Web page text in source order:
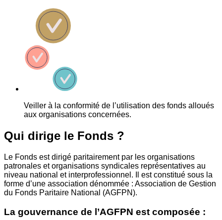
Veiller à la conformité de l’utilisation des fonds alloués
aux organisations concernées.
Qui dirige le Fonds ?
Le Fonds est dirigé paritairement par les organisations
patronales et organisations syndicales représentatives au
niveau national et interprofessionnel. Il est constitué sous la
forme d’une association dénommée : Association de Gestion
du Fonds Paritaire National (AGFPN).
La gouvernance de l’AGFPN est composée :